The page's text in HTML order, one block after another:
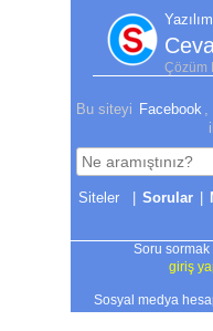
Çözüm
Bu siteyi Facebook
| Sorular |
Soru
giriş
Sosyal medya